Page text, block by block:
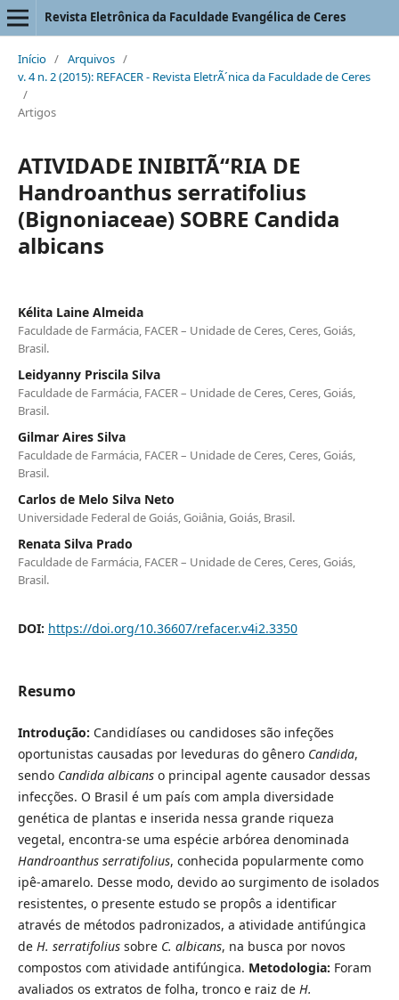
Revista Eletrônica da Faculdade Evangélica de Ceres
Início / Arquivos /
v. 4 n. 2 (2015): REFACER - Revista EletrÃ´nica da Faculdade de Ceres
/
Artigos
ATIVIDADE INIBITÃ“RIA DE
Handroanthus serratifolius
(Bignoniaceae) SOBRE Candida
albicans
Kélita Laine Almeida
Faculdade de Farmácia, FACER – Unidade de Ceres, Ceres, Goiás,
Brasil.
Leidyanny Priscila Silva
Faculdade de Farmácia, FACER – Unidade de Ceres, Ceres, Goiás,
Brasil.
Gilmar Aires Silva
Faculdade de Farmácia, FACER – Unidade de Ceres, Ceres, Goiás,
Brasil.
Carlos de Melo Silva Neto
Universidade Federal de Goiás, Goiânia, Goiás, Brasil.
Renata Silva Prado
Faculdade de Farmácia, FACER – Unidade de Ceres, Ceres, Goiás,
Brasil.
DOI: https://doi.org/10.36607/refacer.v4i2.3350
Resumo
Introdução: Candidíases ou candidoses são infeções
oportunistas causadas por leveduras do gênero Candida,
sendo Candida albicans o principal agente causador dessas
infecções. O Brasil é um país com ampla diversidade
genética de plantas e inserida nessa grande riqueza
vegetal, encontra-se uma espécie arbórea denominada
Handroanthus serratifolius, conhecida popularmente como
ipê-amarelo. Desse modo, devido ao surgimento de isolados
resistentes, o presente estudo se propôs a identificar
através de métodos padronizados, a atividade antifúngica
de H. serratifolius sobre C. albicans, na busca por novos
compostos com atividade antifúngica. Metodologia: Foram
avaliados os extratos de folha, tronco e raiz de H.